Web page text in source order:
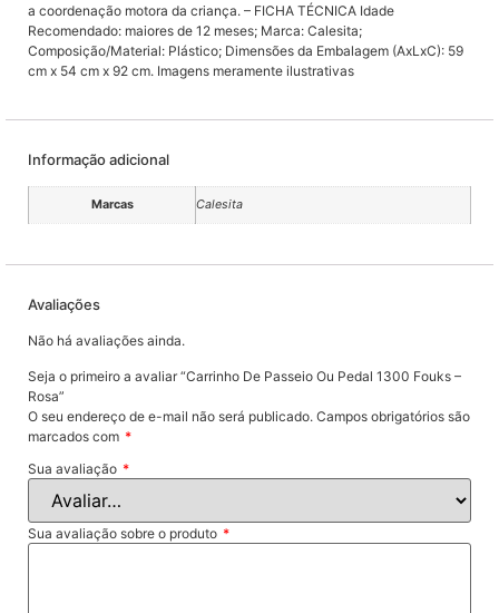
a coordenação motora da criança. – FICHA TÉCNICA Idade
Recomendado: maiores de 12 meses; Marca: Calesita;
Composição/Material: Plástico; Dimensões da Embalagem (AxLxC): 59
cm x 54 cm x 92 cm. Imagens meramente ilustrativas
Informação adicional
Marcas Calesita
Avaliações
Não há avaliações ainda.
Seja o primeiro a avaliar “Carrinho De Passeio Ou Pedal 1300 Fouks –
Rosa”
O seu endereço de e-mail não será publicado. Campos obrigatórios são
marcados com *
Sua avaliação *
Sua avaliação sobre o produto *